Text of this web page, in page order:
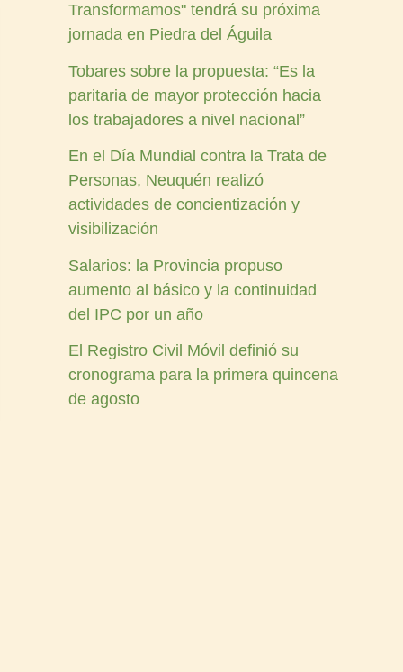
Transformamos" tendrá su próxima
jornada en Piedra del Águila
Tobares sobre la propuesta: “Es la
paritaria de mayor protección hacia
los trabajadores a nivel nacional”
En el Día Mundial contra la Trata de
Personas, Neuquén realizó
actividades de concientización y
visibilización
Salarios: la Provincia propuso
aumento al básico y la continuidad
del IPC por un año
El Registro Civil Móvil definió su
cronograma para la primera quincena
de agosto